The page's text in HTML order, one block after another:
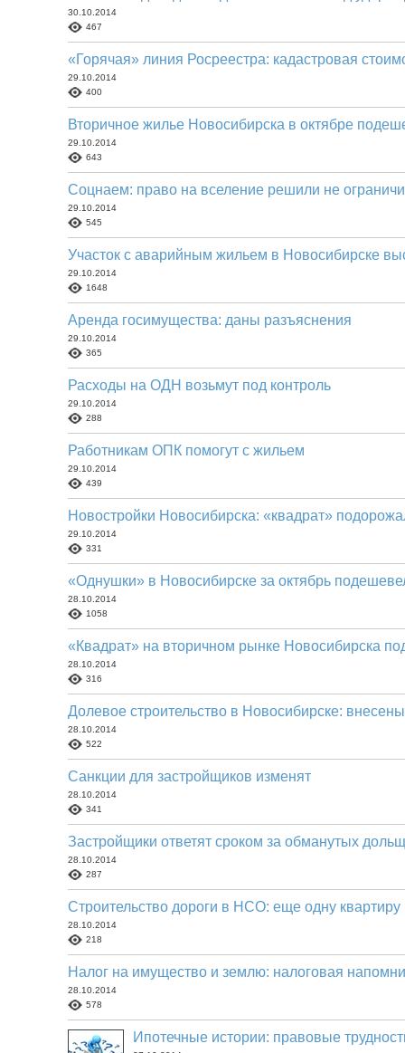
30.10.2014
467
«Горячая» линия Росреестра: кадастровая
29.10.2014
400
Вторичное жилье Новосибирска в октябре
29.10.2014
643
Соцнаем: право на вселение решили не
29.10.2014
545
Участок с аварийным жильем в Новосибирске
29.10.2014
1648
Аренда госимущества: даны разъяснения
29.10.2014
365
Расходы на ОДН возьмут под контроль
29.10.2014
288
Работникам ОПК помогут с жильем
29.10.2014
439
Новостройки Новосибирска: «квадрат»
29.10.2014
331
«Однушки» в Новосибирске за октябрь
28.10.2014
1058
«Квадрат» на вторичном рынке Новосибирска
28.10.2014
316
Долевое строительство в Новосибирске:
28.10.2014
522
Санкции для застройщиков изменят
28.10.2014
341
Застройщики ответят сроком за обманутых
28.10.2014
287
Строительство дороги в НСО: еще одну квартиру
28.10.2014
218
Налог на имущество и землю: налоговая
28.10.2014
578
Ипотечные истории: правовые